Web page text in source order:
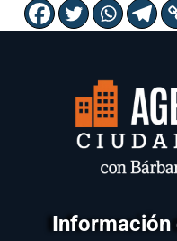
Información